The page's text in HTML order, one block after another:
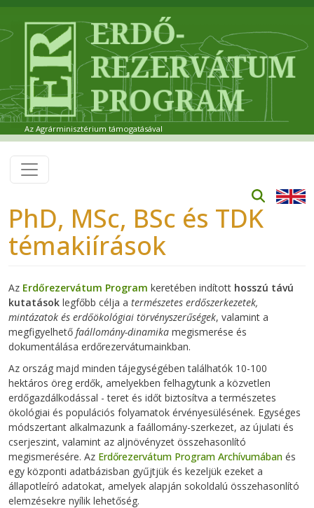
Az Agrárminisztérium támogatásával
PhD, MSc, BSc és TDK
témakiírások
Az Erdőrezervátum Program keretében indított hosszú távú
kutatások legfőbb célja a természetes erdőszerkezetek,
mintázatok és erdőökológiai törvényszerűségek, valamint a
megfigyelhető faállomány-dinamika megismerése és
dokumentálása erdőrezervátumainkban.
Az ország majd minden tájegységében találhatók 10-100
hektáros öreg erdők, amelyekben felhagytunk a közvetlen
erdőgazdálkodással - teret és időt biztosítva a természetes
ökológiai és populációs folyamatok érvényesülésének. Egységes
módszertant alkalmazunk a faállomány-szerkezet, az újulati és
cserjeszint, valamint az aljnövényzet összehasonlító
megismerésére. Az Erdőrezervátum Program Archívumában és
egy központi adatbázisban gyűjtjük és kezeljük ezeket a
állapotleíró adatokat, amelyek alapján sokoldalú összehasonlító
elemzésekre nyílik lehetőség.